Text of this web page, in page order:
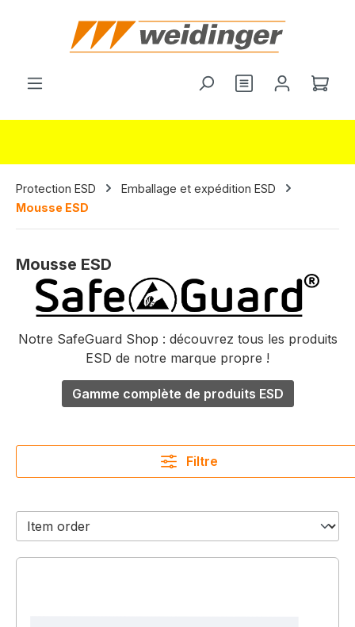
principal
Vous avez 0Le
Protection ESD
Emballage et expédition ESD
Mousse ESD
Mousse ESD
Notre SafeGuard Shop : découvrez tous les produits
ESD de notre marque propre !
Gamme complète de produits ESD
Filtre